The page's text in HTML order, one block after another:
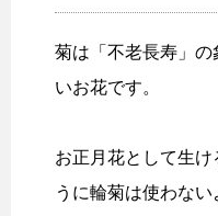
菊は「不老長寿」の
いお花です。
お正月花として生
うに輪菊は使わない